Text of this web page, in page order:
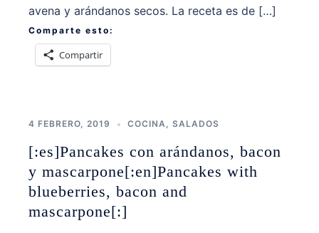
avena y arándanos secos. La receta es de […]
Comparte esto:
Compartir
4 FEBRERO, 2019 COCINA SALADOS
[:es]Pancakes con arándanos, bacon
y mascarpone[:en]Pancakes with
blueberries, bacon and
mascarpone[:]